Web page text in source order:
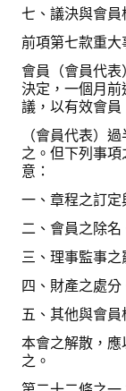
七、議決與會員
前項第七款重大
會員（會員代
決定，一個月
議，以有效會員
（會員代表）
之。但下列事
意：
一、章程之訂定
二、會員之除名
三、理事監事之
四、財產之處分
五、其他與會員
本會之解散，
之。